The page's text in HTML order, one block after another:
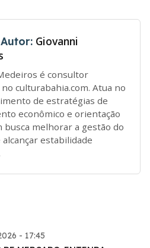
Giovanni
é consultor
culturabahia.com. Atua no
de estratégias de
econômico e orientação
busca melhorar a gestão do
estabilidade
- 17:45